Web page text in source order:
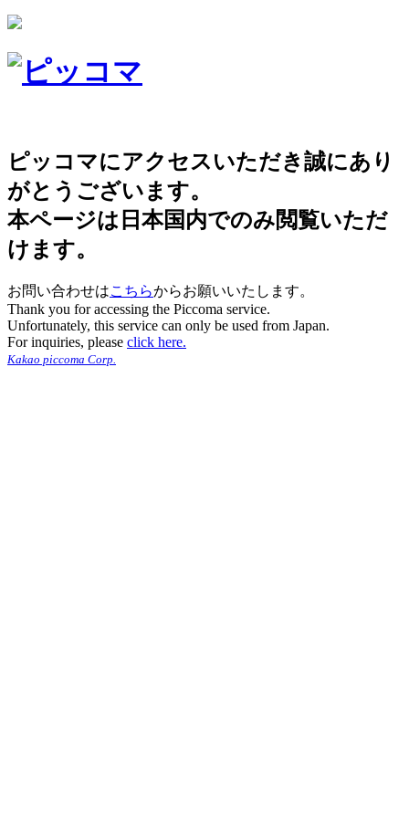
ピッコマにアクセスいただき誠にあり
がとうございます。
本ページは日本国内でのみ閲覧いただ
けます。
お問い合わせはこちらからお願いいたします。
Thank you for accessing the Piccoma service.
Unfortunately, this service can only be used from Japan.
For inquiries, please click here.
Kakao piccoma Corp.